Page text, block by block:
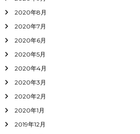
2020年8月
2020年7月
2020年6月
2020年5月
2020年4月
2020年3月
2020年2月
2020年1月
2019年12月